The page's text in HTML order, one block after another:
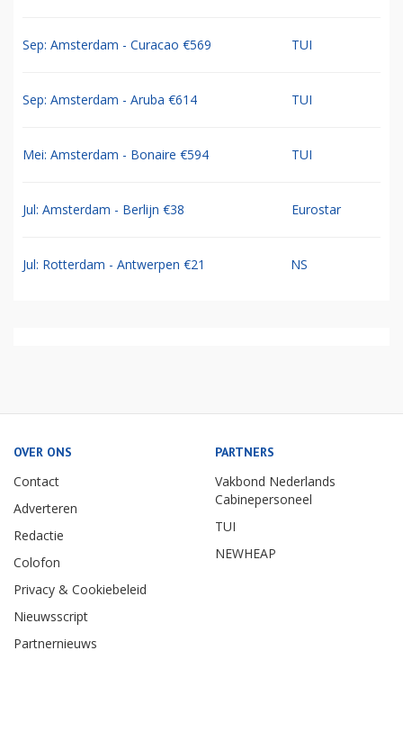
Sep: Amsterdam - Curacao €569 TUI
Sep: Amsterdam - Aruba €614 TUI
Mei: Amsterdam - Bonaire €594 TUI
Jul: Amsterdam - Berlijn €38 Eurostar
Jul: Rotterdam - Antwerpen €21 NS
OVER ONS
Contact
Adverteren
Redactie
Colofon
Privacy & Cookiebeleid
Nieuwsscript
Partnernieuws
PARTNERS
Vakbond Nederlands
Cabinepersoneel
TUI
NEWHEAP